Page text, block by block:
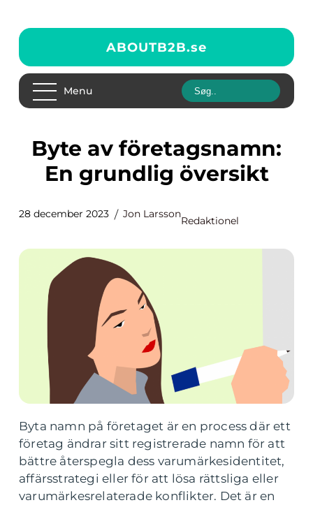
ABOUTB2B.se
Menu
Byte av företagsnamn:
En grundlig översikt
28 december 2023 Jon Larsson
Redaktionel
Byta namn på företaget är en process där ett
företag ändrar sitt registrerade namn för att
bättre återspegla dess varumärkesidentitet,
affärsstrategi eller för att lösa rättsliga eller
varumärkesrelaterade konflikter. Det är en